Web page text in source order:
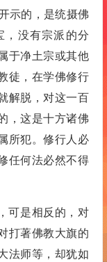
示的，是统摄佛
，没有宗派的分
于净土宗或其他
徒，在学佛修行
解脱，对这一百
，这是十方诸佛
所犯。修行人必
任何法必然不得
可是相反的，对
打著佛教大旗的
法师等，却犹如